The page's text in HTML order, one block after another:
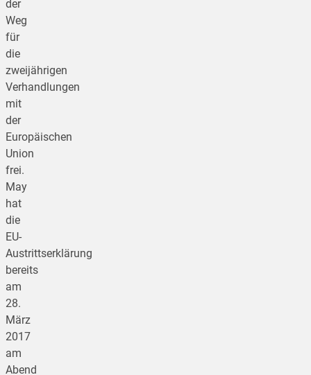
der
Weg
für
die
zweijährigen
Verhandlungen
mit
der
Europäischen
Union
frei.
May
hat
die
EU-
Austrittserklärung
bereits
am
28.
März
2017
am
Abend